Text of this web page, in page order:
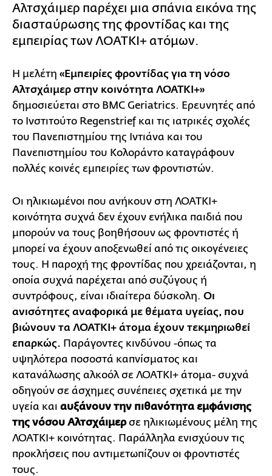
Αλτσχάιμερ παρέχει μια σπάνια εικόνα της
διασταύρωσης της φροντίδας και της
εμπειρίας των ΛΟΑΤΚΙ+ ατόμων.
Η μελέτη «Εμπειρίες φροντίδας για τη νόσο
Αλτσχάιμερ στην κοινότητα ΛΟΑΤΚΙ+»
δημοσιεύεται στο BMC Geriatrics. Ερευνητές από
το Ινστιτούτο Regenstrief και τις ιατρικές σχολές
του Πανεπιστημίου της Ιντιάνα και του
Πανεπιστημίου του Κολοράντο καταγράφουν
πολλές κοινές εμπειρίες των φροντιστών.
Οι ηλικιωμένοι που ανήκουν στη ΛΟΑΤΚΙ+
κοινότητα συχνά δεν έχουν ενήλικα παιδιά που
μπορούν να τους βοηθήσουν ως φροντιστές ή
μπορεί να έχουν αποξενωθεί από τις οικογένειες
τους. Η παροχή της φροντίδας που χρειάζονται, η
οποία συχνά παρέχεται από συζύγους ή
συντρόφους, είναι ιδιαίτερα δύσκολη. Οι
ανισότητες αναφορικά με θέματα υγείας, που
βιώνουν τα ΛΟΑΤΚΙ+ άτομα έχουν τεκμηριωθεί
επαρκώς. Παράγοντες κινδύνου -όπως τα
υψηλότερα ποσοστά καπνίσματος και
κατανάλωσης αλκοόλ σε ΛΟΑΤΚΙ+ άτομα- συχνά
οδηγούν σε άσχημες συνέπειες σχετικά με την
υγεία και αυξάνουν την πιθανότητα εμφάνισης
της νόσου Αλτσχάιμερσε ηλικιωμένους μέλη της
ΛΟΑΤΚΙ+ κοινότητας. Παράλληλα ενισχύουν τις
προκλήσεις που αντιμετωπίζουν οι φροντιστές
τους.